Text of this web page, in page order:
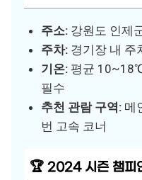
주소: 강원도 인제
주차: 경기장 내 주
기온: 평균
필수
추천 관람 구역: 메
번 고속 코너
🏆 2024 시즌 챔피